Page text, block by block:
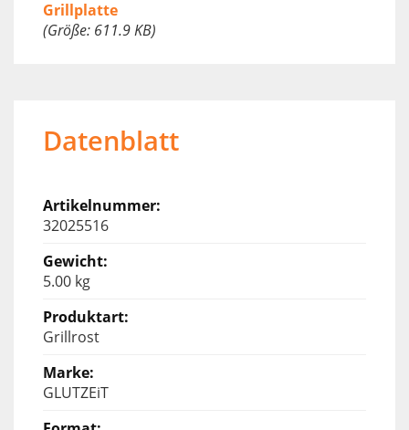
Grillplatte
(Größe: 611.9 KB)
Datenblatt
32025516
5.00 kg
Grillrost
GLUTZEiT